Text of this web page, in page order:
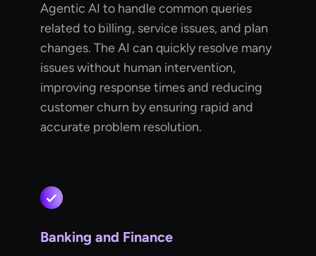
Agentic AI to handle common queries
related to billing, service issues, and plan
changes. The AI can quickly resolve many
issues without human intervention,
improving response times and reducing
customer churn by ensuring rapid and
accurate problem resolution.
Banking and Finance